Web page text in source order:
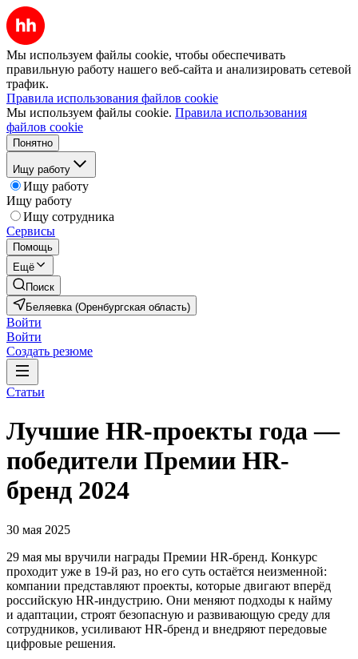
Мы используем файлы cookie, чтобы обеспечивать
правильную работу нашего веб-сайта и анализировать сетевой
трафик.
Правила использования файлов cookie
Мы используем файлы cookie. Правила использования
файлов cookie
Понятно
Ищу работу
Ищу работу
Ищу работу
Ищу сотрудника
Сервисы
Помощь
Ещё
Поиск
Беляевка (Оренбургская область)
Войти
Войти
Создать резюме
Статьи
Лучшие HR-проекты года —
победители Премии HR-
бренд 2024
30 мая 2025
29 мая мы вручили награды Премии HR-бренд. Конкурс
проходит уже в 19-й раз, но его суть остаётся неизменной:
компании представляют проекты, которые двигают вперёд
российскую HR-индустрию. Они меняют подходы к найму
и адаптации, строят безопасную и развивающую среду для
сотрудников, усиливают HR-бренд и внедряют передовые
цифровые решения.